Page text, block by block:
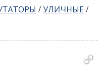
/УЛИЧНЫЕ/